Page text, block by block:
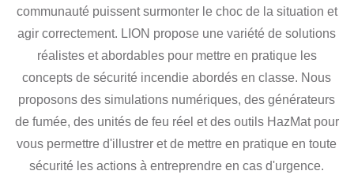
communauté puissent surmonter le choc de la situation et
agir correctement. LION propose une variété de solutions
réalistes et abordables pour mettre en pratique les
concepts de sécurité incendie abordés en classe. Nous
proposons des simulations numériques, des générateurs
de fumée, des unités de feu réel et des outils HazMat pour
vous permettre d'illustrer et de mettre en pratique en toute
sécurité les actions à entreprendre en cas d'urgence.